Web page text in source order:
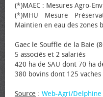
(*)MAEC : Mesures Agro-
(*)MHU Mesure
Maintien en eau des zones
Gaec le Souffle de la Baie
5 associés et 2 salariés
420 ha de SAU dont 70 ha
380 bovins dont 125
Source : Web-Agri/Delphine